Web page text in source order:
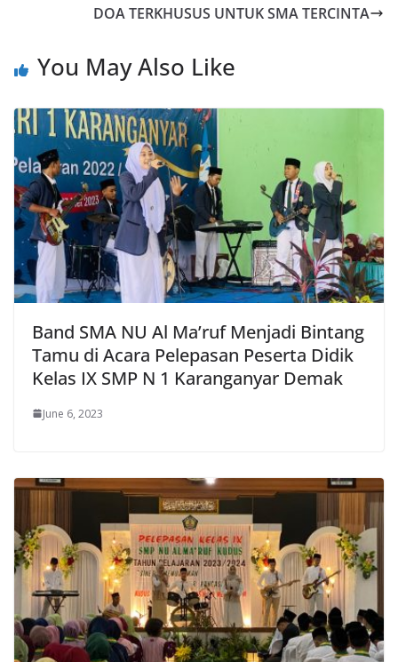
DOA TERKHUSUS UNTUK SMA TERCINTA
You May Also Like
Band SMA NU Al Ma’ruf Menjadi Bintang
Tamu di Acara Pelepasan Peserta Didik
Kelas IX SMP N 1 Karanganyar Demak
June 6, 2023